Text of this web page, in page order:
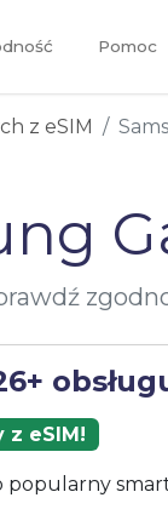
Pomoc
z eSIM
z eSIM!
popularny